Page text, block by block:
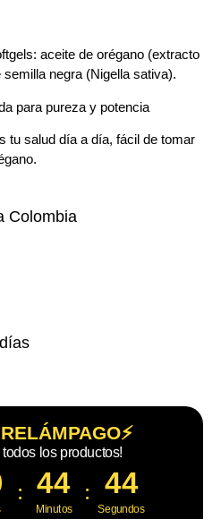
aceite de orégano (extracto
negra (Nigella sativa).
para pureza y potencia
tu salud día a día, fácil de tomar
Colombia
todos los productos!
: 44
Minutos
: 43
Segundos